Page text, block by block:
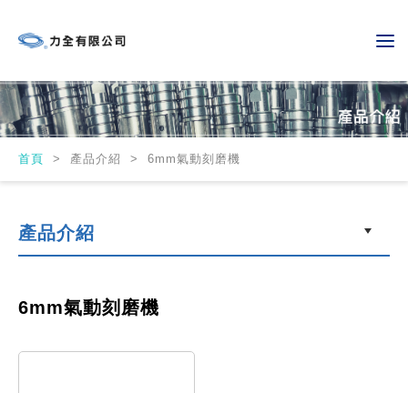
首頁 > 產品介紹 > 6mm氣動刻磨機
產品介紹
6mm氣動刻磨機